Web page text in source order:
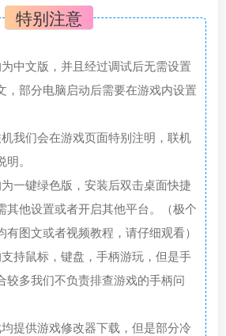
特别注意
中文版，并且经过调试后无需设置
，部分电脑启动后需要在游戏内设置
我们会在游戏页面特别注明，联机
。
一键绿色版，安装后双击桌面快捷
其他设置或者开启其他平台。（极个
图文或者视频教程，请仔细观看）
持鼠标，键盘，手柄游玩，但是手
较多我们不负责排查游戏的手柄问
提供游戏修改器下载，但是部分冷